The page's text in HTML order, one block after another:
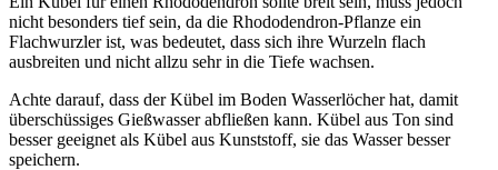
nicht besonders tief sein, da die Rhododendron-Pflanze ein
Flachwurzler ist, was bedeutet, dass sich ihre Wurzeln flach
ausbreiten und nicht allzu sehr in die Tiefe wachsen.
Achte darauf, dass der Kübel im Boden Wasserlöcher hat, damit
überschüssiges Gießwasser abfließen kann. Kübel aus Ton sind
besser geeignet als Kübel aus Kunststoff, sie das Wasser besser
speichern.